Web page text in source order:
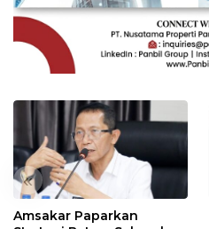
«
Amsakar Paparkan